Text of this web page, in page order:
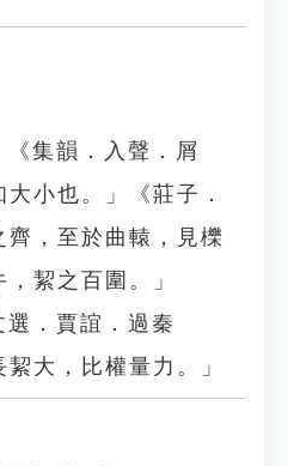
集韻．入聲．屑
小也。」《莊子．
齊，至於曲轅，見櫟
絜之百圍。」
．賈誼．過秦
大，比權量力。」